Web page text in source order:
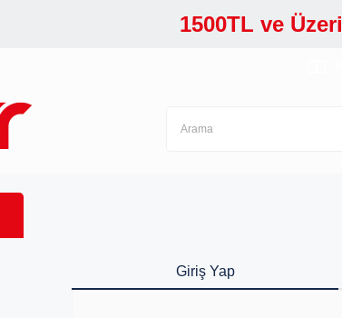
1500TL ve Üzeri
Giriş Yap